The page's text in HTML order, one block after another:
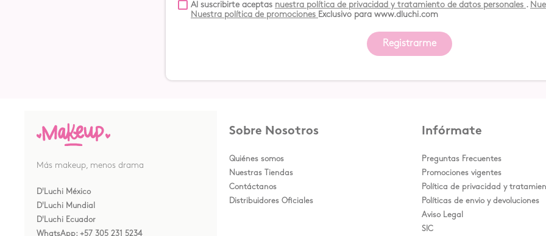
Al suscribirte aceptas nuestra política de privacidad y tratamiento de datos personales .
Nuestra política de promociones Exclusivo para www.dluchi.com
Registrarme
Más makeup, menos drama
D'Luchi México
D'Luchi Mundial
D'Luchi Ecuador
WhatsApp: +57 305 231 5234
Sobre Nosotros
Quiénes somos
Nuestras Tiendas
Contáctanos
Distribuidores Oficiales
Infórmate
Preguntas Frecuentes
Promociones vigentes
Política de privacidad y
Políticas de envio y devoluciones
Aviso Legal
SIC